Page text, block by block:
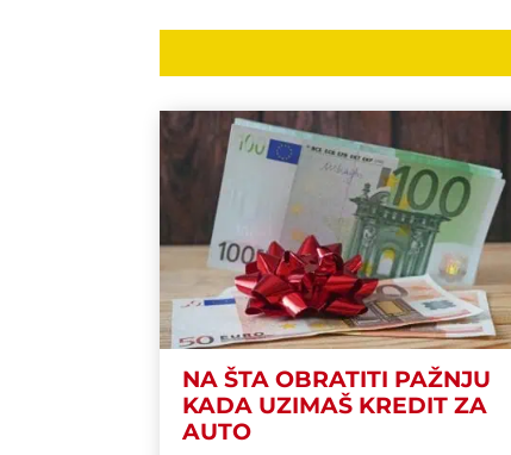
NA ŠTA OBRATITI PAŽNJU
KADA UZIMAŠ KREDIT ZA
AUTO